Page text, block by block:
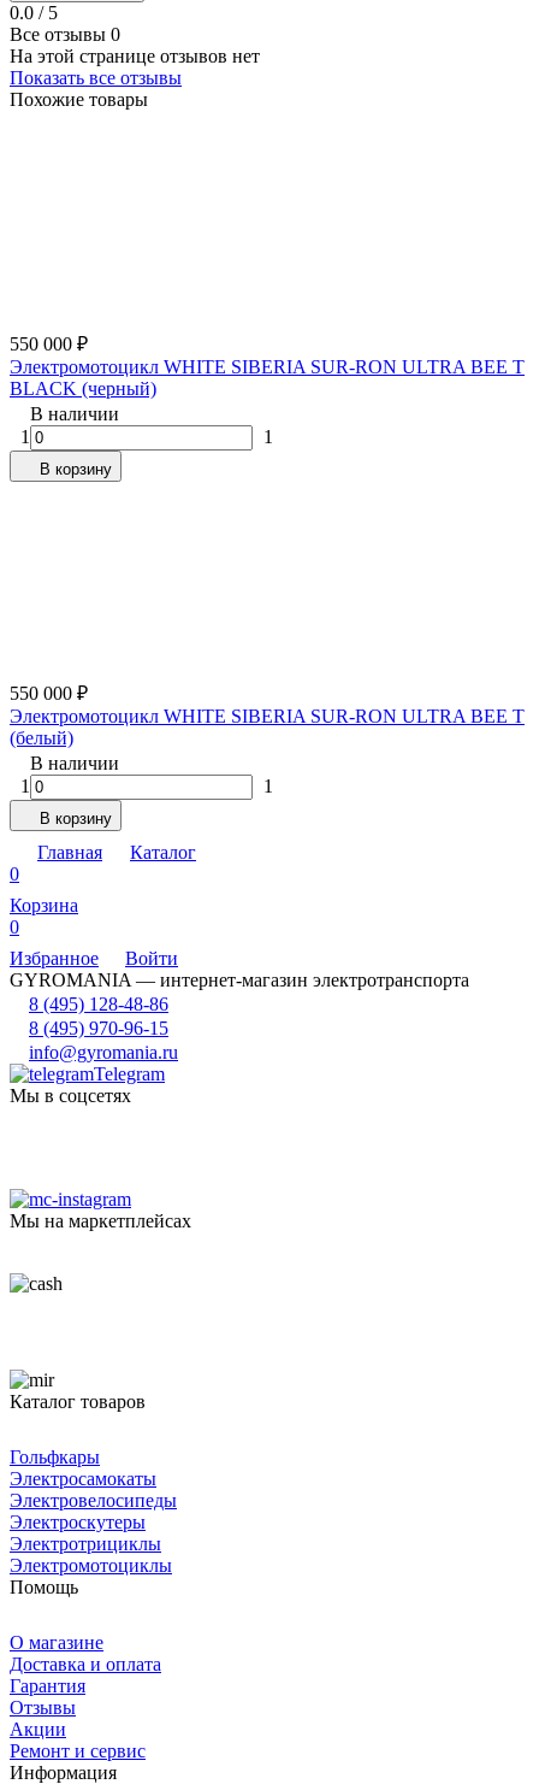
0.0 / 5
Все отзывы 0
На этой странице отзывов нет
Показать все отзывы
Похожие товары
550 000 ₽
Электромотоцикл WHITE SIBERIA SUR-RON ULTRA BEE T
BLACK (черный)
В наличии
1
1
В корзину
550 000 ₽
Электромотоцикл WHITE SIBERIA SUR-RON ULTRA BEE Т
(белый)
В наличии
1
1
В корзину
Главная
Каталог
0
Корзина
0
Избранное
Войти
GYROMANIA — интернет-магазин электротранспорта
8 (495) 128-48-86
8 (495) 970-96-15
info@gyromania.ru
Telegram
Мы в соцсетях
Мы на маркетплейсах
Каталог товаров
Гольфкары
Электросамокаты
Электровелосипеды
Электроскутеры
Электротрициклы
Электромотоциклы
Помощь
О магазине
Доставка и оплата
Гарантия
Отзывы
Акции
Ремонт и сервис
Информация